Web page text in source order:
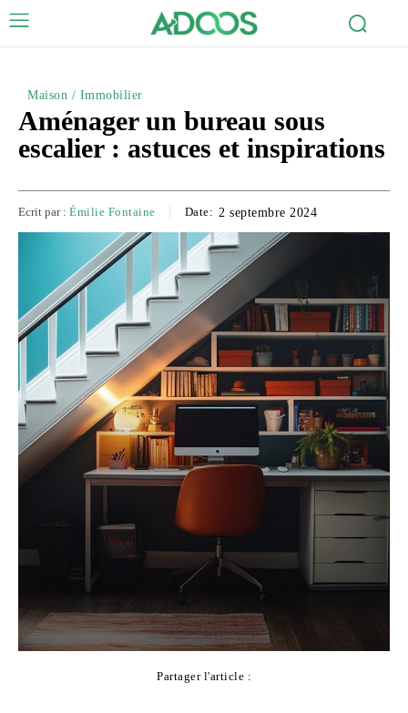
Maison / Immobilier
Aménager un bureau sous
escalier : astuces et inspirations
Ecrit par : Émilie Fontaine Date: 2 septembre 2024
Partager l'article :